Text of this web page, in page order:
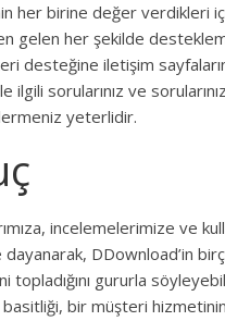
her birine değer verdikleri
gelen her şekilde
desteğine iletişim
ilgili sorularınız ve
yeterlidir.
incelemelerimize ve
DDownload’in
topladığını gururla
bir müşteri